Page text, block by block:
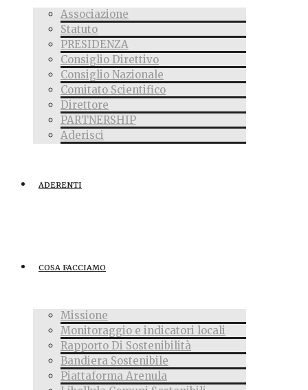
Associazione
Statuto
PRESIDENZA
Consiglio Direttivo
Consiglio Nazionale
Comitato Scientifico
Direttore
PARTNERSHIP
Aderisci
ADERENTI
COSA FACCIAMO
Missione
Monitoraggio e indicatori locali
Rapporto Di Sostenibilità
Bandiera Sostenibile
Piattaforma Arenula